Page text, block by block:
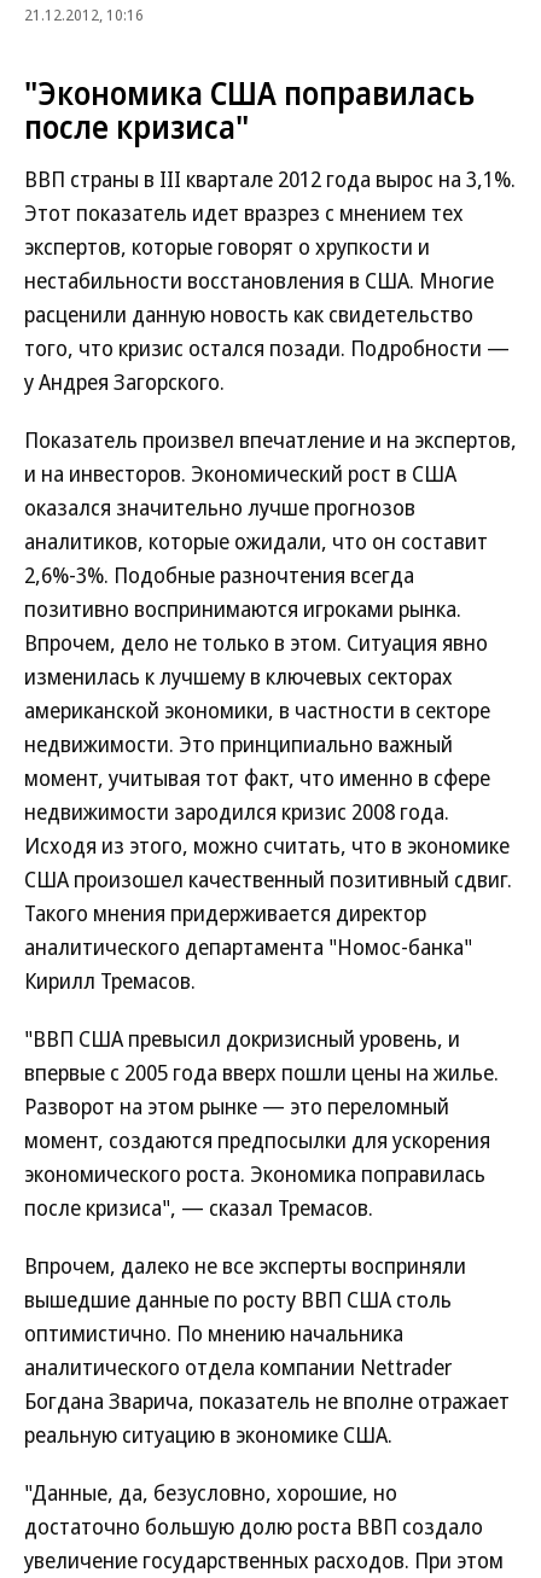
21.12.2012, 10:16
"Экономика США поправилась
после кризиса"
ВВП страны в III квартале 2012 года вырос на 3,1%.
Этот показатель идет вразрез с мнением тех
экспертов, которые говорят о хрупкости и
нестабильности восстановления в США. Многие
расценили данную новость как свидетельство
того, что кризис остался позади. Подробности —
у Андрея Загорского.
Показатель произвел впечатление и на экспертов,
и на инвесторов. Экономический рост в США
оказался значительно лучше прогнозов
аналитиков, которые ожидали, что он составит
2,6%-3%. Подобные разночтения всегда
позитивно воспринимаются игроками рынка.
Впрочем, дело не только в этом. Ситуация явно
изменилась к лучшему в ключевых секторах
американской экономики, в частности в секторе
недвижимости. Это принципиально важный
момент, учитывая тот факт, что именно в сфере
недвижимости зародился кризис 2008 года.
Исходя из этого, можно считать, что в экономике
США произошел качественный позитивный сдвиг.
Такого мнения придерживается директор
аналитического департамента "Номос-банка"
Кирилл Тремасов.
"ВВП США превысил докризисный уровень, и
впервые с 2005 года вверх пошли цены на жилье.
Разворот на этом рынке — это переломный
момент, создаются предпосылки для ускорения
экономического роста. Экономика поправилась
после кризиса", — сказал Тремасов.
Впрочем, далеко не все эксперты восприняли
вышедшие данные по росту ВВП США столь
оптимистично. По мнению начальника
аналитического отдела компании Nettrader
Богдана Зварича, показатель не вполне отражает
реальную ситуацию в экономике США.
"Данные, да, безусловно, хорошие, но
достаточно большую долю роста ВВП создало
увеличение государственных расходов. При этом